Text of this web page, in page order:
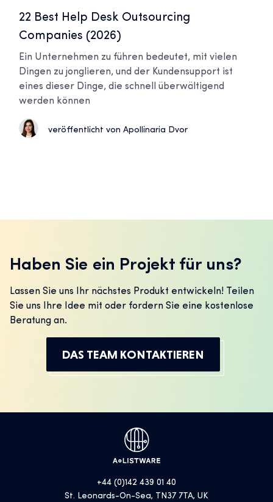
22 Best Help Desk Outsourcing
Companies (2026)
Ein Unternehmen zu führen bedeutet, mit vielen
Dingen zu jonglieren, und der Kundensupport ist
eines dieser Dinge, die schnell überwältigend
werden können
veröffentlicht von Apollinaria Dvor
Haben Sie ein Projekt für uns?
Lassen Sie uns Ihr nächstes Produkt entwickeln! Teilen
Sie uns Ihre Idee mit oder fordern Sie eine kostenlose
Beratung an.
DAS TEAM KONTAKTIEREN
+44 (0)142 439 01 40
St. Leonards-On-Sea, TN37 7TA, UK